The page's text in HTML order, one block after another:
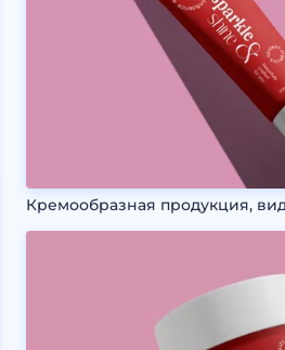
Кремообразная продукция,